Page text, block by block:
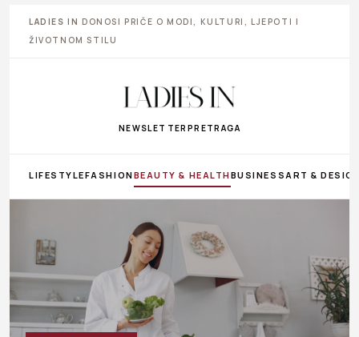
LADIES IN DONOSI PRIČE O MODI, KULTURI, LJEPOTI I
ŽIVOTNOM STILU
NEWSLETTER PRETRAGA
LIFESTYLEFASHIONBEAUTY & HEALTHBUSINESS ART &